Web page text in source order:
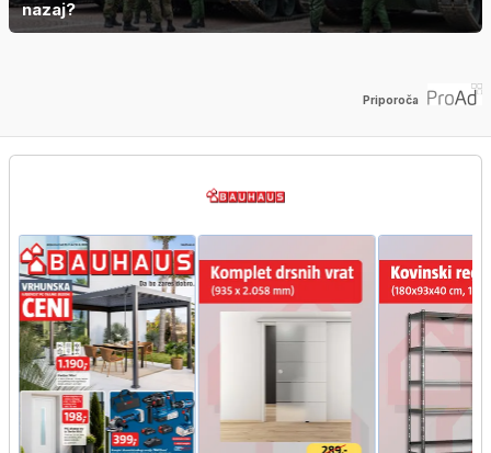
nazaj?
Priporoča